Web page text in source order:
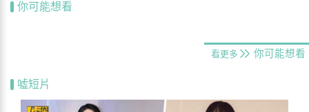
你可能想看
看更多 你可能想看
噓短片